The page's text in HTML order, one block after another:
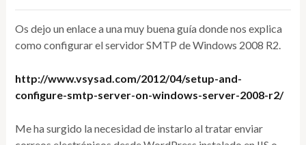
Os dejo un enlace a una muy buena guía donde nos explica
como configurar el servidor SMTP de Windows 2008 R2.
http://www.vsysad.com/2012/04/setup-and-
configure-smtp-server-on-windows-server-2008-r2/
Me ha surgido la necesidad de instarlo al tratar enviar